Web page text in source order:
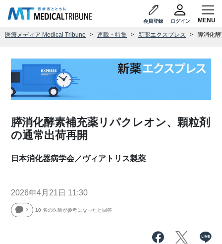
会員登録 ログイン
医療メディア Medical Tribune 連載・特集 新薬エクスプレス 膵消化
膵消化酵素補充薬リパクレオン、顆粒剤
の通常出荷再開
日本消化器病学会／ヴィアトリス製薬
2026年4月21日 11:30
3 10 名の医師が参考になったと回答